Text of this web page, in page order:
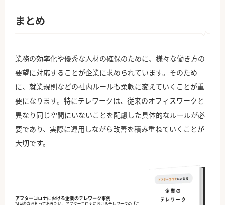
まとめ
業務の効率化や優秀な人材の確保のために、様々な働き方の
要望に対応することが企業に求められています。そのため
に、就業規則などの社内ルールも柔軟に変えていくことが重
要になります。特にテレワークは、従来のオフィスワークと
異なり同じ空間にいないことを配慮した具体的なルールが必
要であり、実際に運用しながら改善を積み重ねていくことが
大切です。